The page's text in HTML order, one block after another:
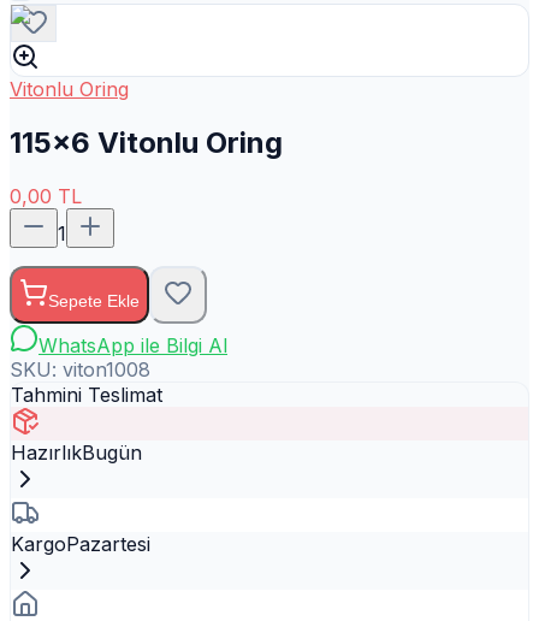
Vitonlu Oring
115x6 Vitonlu Oring
0,00 TL
1
Sepete Ekle
WhatsApp ile Bilgi Al
SKU: viton1008
Tahmini Teslimat
HazırlıkBugün
KargoPazartesi